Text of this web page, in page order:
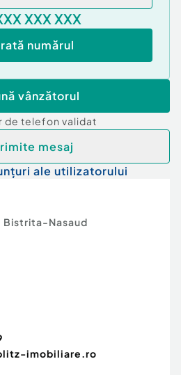
XXX XXX
numărul
vânzătorul
de telefon validat
mesaj
ale utilizatorului
Bistrita-Nasaud
imobiliare.ro